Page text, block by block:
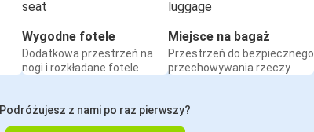
Wygodne fotele
Dodatkowa przestrzeń na
nogi i rozkładane fotele
Miejsce na bagaż
Przestrzeń do bezpiecznego
przechowywania rzeczy
Podróżujesz z nami po raz pierwszy?